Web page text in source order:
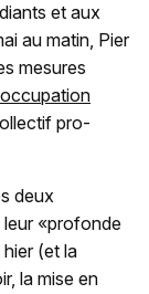
et aux
au matin, Pier
mesures
pro-
deux
«profonde
(et la
la mise en